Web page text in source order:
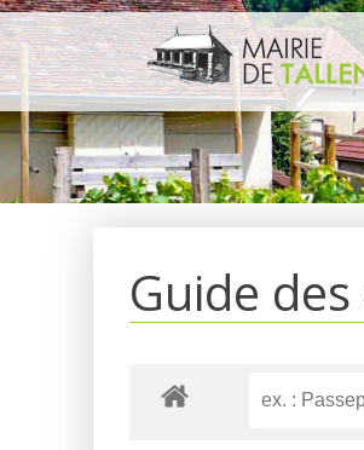
Aller
au
contenu
Guide